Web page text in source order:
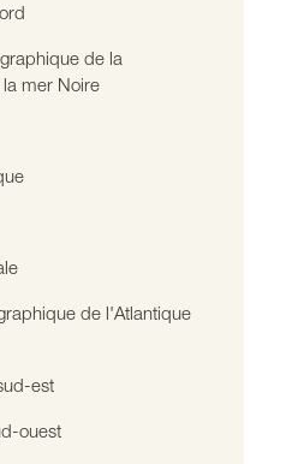
de la
mer Noire
de l'Atlantique
est
ouest